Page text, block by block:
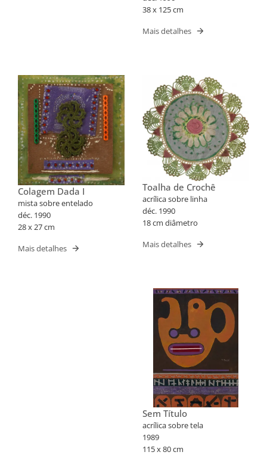
38 x 125 cm
Mais detalhes
Colagem Dada I
mista sobre entelado
déc. 1990
28 x 27 cm
Mais detalhes
Toalha de Crochê
acrílica sobre linha
déc. 1990
18 cm diâmetro
Mais detalhes
Sem Título
acrílica sobre tela
1989
115 x 80 cm